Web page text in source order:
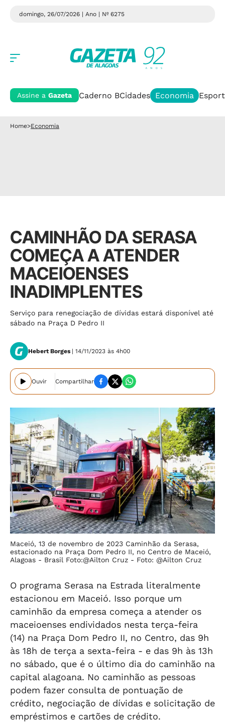
domingo, 26/07/2026 | Ano | Nº 6275
Assine a Gazeta Caderno BCidades Economia
Home>Economia
CAMINHÃO DA SERASA
COMEÇA A ATENDER
MACEIOENSES
INADIMPLENTES
Serviço para renegociação de dívidas estará disponível até
sábado na Praça D Pedro II
Hebert Borges | 14/11/2023 às 4h00
Ouvir Compartilhar
Maceió, 13 de novembro de 2023 Caminhão da Serasa,
estacionado na Praça Dom Pedro II, no Centro de Maceió,
Alagoas - Brasil Foto:@Ailton Cruz - Foto: @Ailton Cruz
O programa Serasa na Estrada literalmente
estacionou em Maceió. Isso porque um
caminhão da empresa começa a atender os
maceioenses endividados nesta terça-feira
(14) na Praça Dom Pedro II, no Centro, das 9h
às 18h de terça a sexta-feira - e das 9h às 13h
no sábado, que é o último dia do caminhão na
capital alagoana. No caminhão as pessoas
podem fazer consulta de pontuação de
crédito, negociação de dívidas e solicitação de
empréstimos e cartões de crédito.